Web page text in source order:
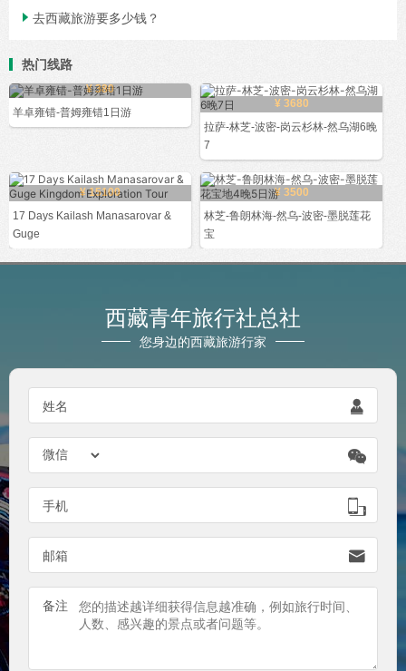
 去西藏旅游要多少钱？
热门线路
¥ 380
羊卓雍错-普姆雍错1日游
¥ 3680
拉萨-林芝-波密-岗云杉林-然乌湖6晚
7
¥ 15100
17 Days Kailash Manasarovar &
Guge
¥ 3500
林芝-鲁朗林海-然乌-波密-墨脱莲花
宝
西藏青年旅行社总社
您身边的西藏旅游行家
姓名 

手机 
邮箱 
备注